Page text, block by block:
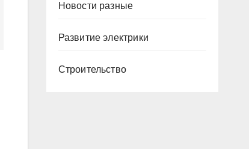
Новости разные
Развитие электрики
Строительство